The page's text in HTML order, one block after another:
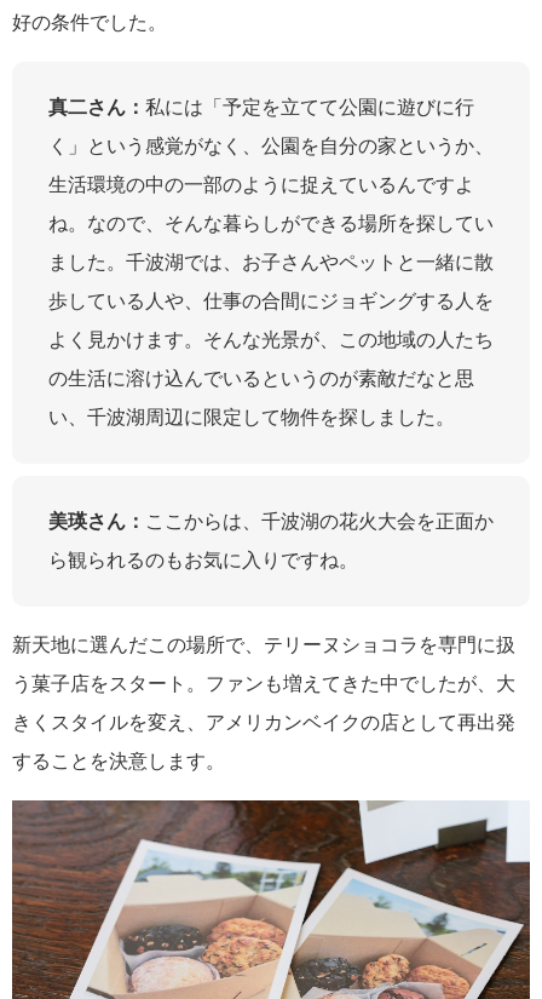
好の条件でした。
真二さん： 私には「予定を立てて公園に遊びに行
く」という感覚がなく、公園を自分の家というか、
生活環境の中の一部のように捉えているんですよ
ね。なので、そんな暮らしができる場所を探してい
ました。千波湖では、お子さんやペットと一緒に散
歩している人や、仕事の合間にジョギングする人を
よく見かけます。そんな光景が、この地域の人たち
の生活に溶け込んでいるというのが素敵だなと思
い、千波湖周辺に限定して物件を探しました。
美瑛さん： ここからは、千波湖の花火大会を正面か
ら観られるのもお気に入りですね。
新天地に選んだこの場所で、テリーヌショコラを専門に扱
う菓子店をスタート。ファンも増えてきた中でしたが、大
きくスタイルを変え、アメリカンベイクの店として再出発
することを決意します。